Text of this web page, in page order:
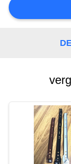
PRIVACY